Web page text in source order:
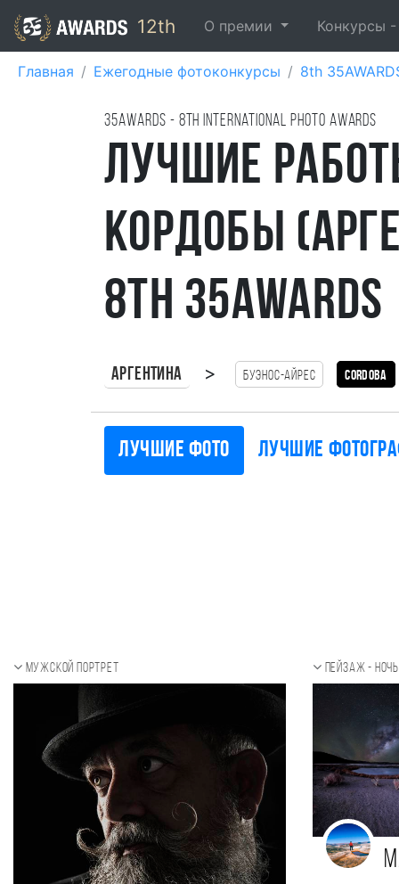
12th О премии Конкурсы -
Главная Ежегодные фотоконкурсы 8th
35AWARDS - 8TH international photo awards
Лучшие
Кордобы
8th 35AWARDS
Аргентина > Буэнос-Айрес Cordoba
Лучшие фото Лучшие
Мужской портрет Пейзаж -